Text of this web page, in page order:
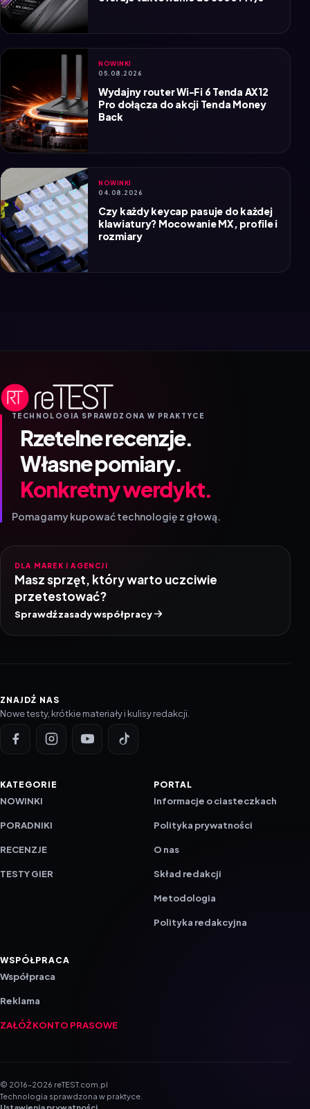
NOWINKI
Wydajny router Wi-Fi 6 Tenda AX12
Pro dołącza do akcji Tenda Money
Back
NOWINKI
Czy każdy keycap pasuje do każdej
klawiatury? Mocowanie MX, profile i
rozmiary
TECHNOLOGIA SPRAWDZONA W PRAKTYCE
Rzetelne recenzje.
Własne pomiary.
Konkretny werdykt.
Pomagamy kupować technologię z głową.
Masz sprzęt, który warto uczciwie
przetestować?
Sprawdź zasady współpracy
KATEGORIE
PORADNIKI
RECENZJE
TESTY GIER
Polityka prywatności
O nas
Skład redakcji
Metodologia
Polityka redakcyjna
Reklama
ZAŁÓŻ KONTO PRASOWE
by{barmSTUDIO}